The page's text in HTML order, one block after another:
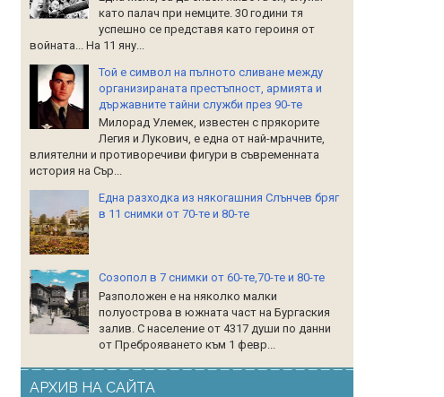
като палач при немците. 30 години тя
успешно се представя като героиня от
войната... На 11 яну...
Той е символ на пълното сливане между
организираната престъпност, армията и
държавните тайни служби през 90-те
Милорад Улемек, известен с прякорите
Легия и Лукович, е една от най-мрачните,
влиятелни и противоречиви фигури в съвременната
история на Сър...
Една разходка из някогашния Слънчев бряг
в 11 снимки от 70-те и 80-те
Созопол в 7 снимки от 60-те,70-те и 80-те
Разположен е на няколко малки
полуострова в южната част на Бургаския
залив. С население от 4317 души по данни
от Преброяването към 1 февр...
АРХИВ НА САЙТА